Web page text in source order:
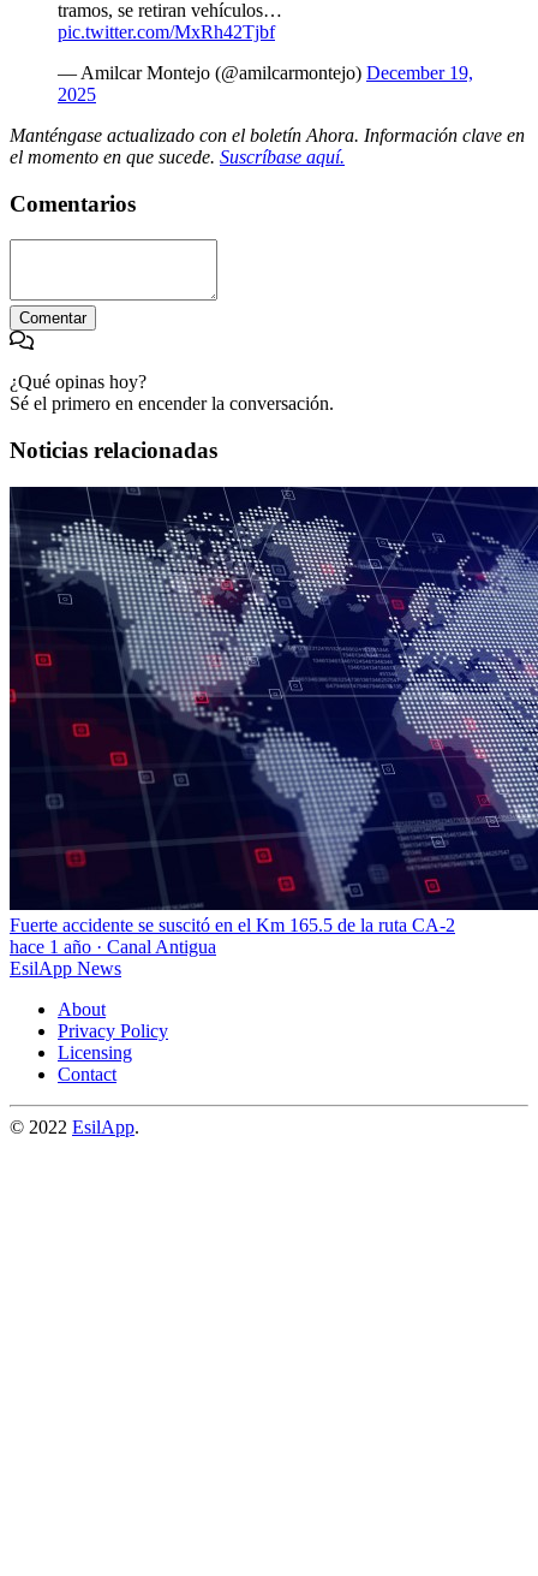
tramos, se retiran vehículos…
pic.twitter.com/MxRh42Tjbf
— Amilcar Montejo (@amilcarmontejo) December 19,
2025
Manténgase actualizado con el boletín Ahora. Información clave en
el momento en que sucede. Suscríbase aquí.
Comentarios
Comentar
¿Qué opinas hoy?
Sé el primero en encender la conversación.
Noticias relacionadas
Fuerte accidente se suscitó en el Km 165.5 de la ruta CA-2
hace 1 año · Canal Antigua
EsilApp News
About
Privacy Policy
Licensing
Contact
© 2022 EsilApp.